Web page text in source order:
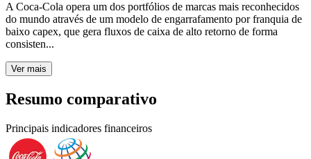
A Coca-Cola opera um dos portfólios de marcas mais reconhecidos
do mundo através de um modelo de engarrafamento por franquia de
baixo capex, que gera fluxos de caixa de alto retorno de forma
consisten...
Ver mais
Resumo comparativo
Principais indicadores financeiros